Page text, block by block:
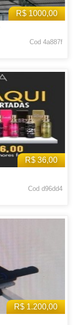
R$ 1000,00
Cod 4a887f
R$ 36,00
Cod d96dd4
R$ 1.200,00